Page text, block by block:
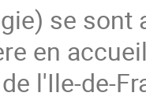
se sont
en
l'Ile-de-